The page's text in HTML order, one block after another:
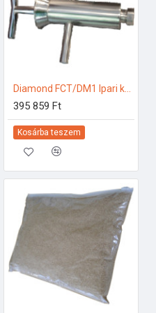
Diamond FCT/DM1 Ipari konyhai előkészítés
395 859 Ft
Kosárba teszem